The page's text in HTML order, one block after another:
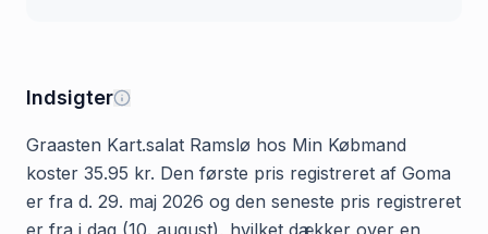
Indsigter
Graasten Kart.salat Ramslø hos Min Købmand
koster 35.95 kr. Den første pris registreret af Goma
er fra d. 29. maj 2026 og den seneste pris registreret
er fra i dag (10. august), hvilket dækker over en